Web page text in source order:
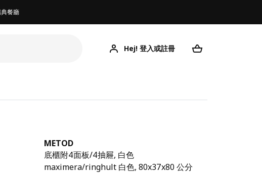
餐廳
Hej! 登入或註冊
METOD
底櫃附4面板/4抽屜, 白色
maximera/ringhult 白色, 80x37x80 公分